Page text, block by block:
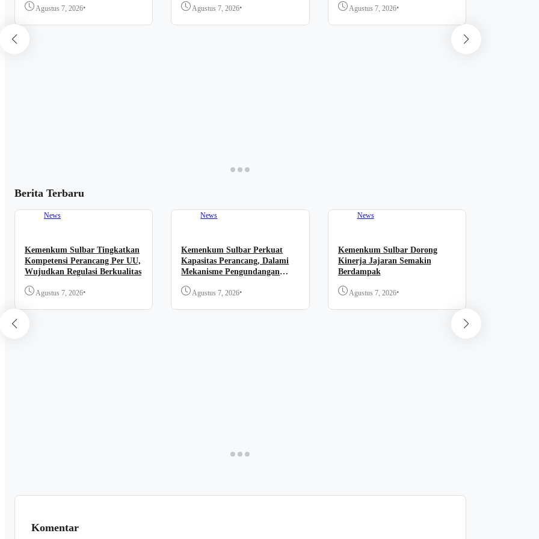
Agustus 7, 2026• Agustus 7, 2026• Agustus 7, 2026•
Berita Terbaru
News
Kemenkum Sulbar Tingkatkan
Kompetensi Perancang Per UU,
Wujudkan Regulasi Berkualitas
Agustus 7, 2026•
News
Kemenkum Sulbar Perkuat
Kapasitas Perancang, Dalami
Mekanisme Pengundangan
Agustus 7, 2026•
News
Kemenkum Sulbar Dorong
Kinerja Jajaran Semakin
Berdampak
Agustus 7, 2026•
Komentar